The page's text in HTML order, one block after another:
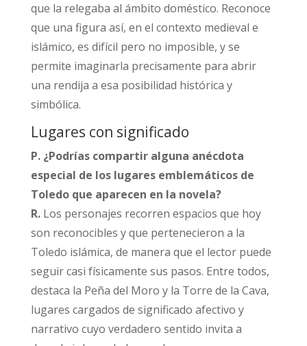
que la relegaba al ámbito doméstico. Reconoce
que una figura así, en el contexto medieval e
islámico, es difícil pero no imposible, y se
permite imaginarla precisamente para abrir
una rendija a esa posibilidad histórica y
simbólica.​
Lugares con significado
P. ¿Podrías compartir alguna anécdota
especial de los lugares emblemáticos de
Toledo que aparecen en la novela?
R.Los personajes recorren espacios que hoy
son reconocibles y que pertenecieron a la
Toledo islámica, de manera que el lector puede
seguir casi físicamente sus pasos. Entre todos,
destaca la Peña del Moro y la Torre de la Cava,
lugares cargados de significado afectivo y
narrativo cuyo verdadero sentido invita a